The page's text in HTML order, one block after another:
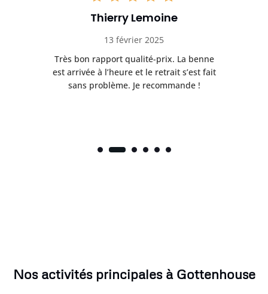
Thierry Lemoine
13 février 2025
Très bon rapport qualité-prix. La benne
est arrivée à l’heure et le retrait s’est fait
sans problème. Je recommande !
Nos activités principales à Gottenhouse